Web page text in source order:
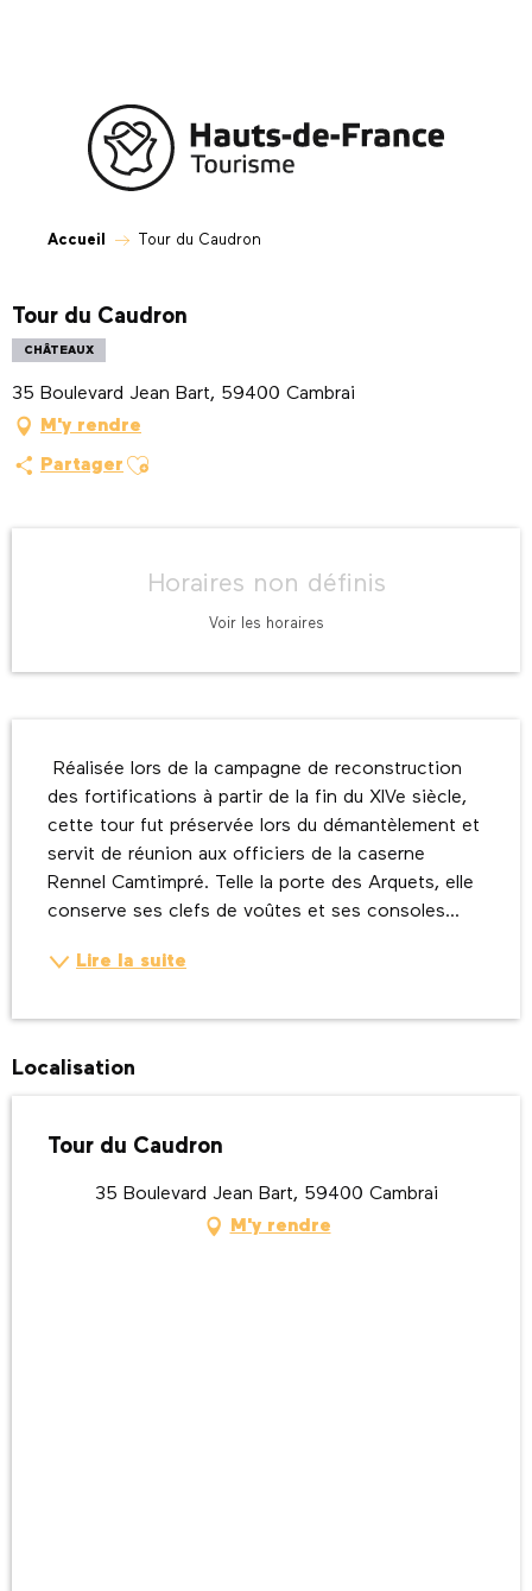
Accueil Tour du Caudron
Tour du Caudron
CHÂTEAUX
35 Boulevard Jean Bart, 59400 Cambrai
M'y rendre
Partager Ajouter aux favoris
Horaires non définis
Voir les horaires
des fortifications à partir de la fin du XIVe siècle,
cette tour fut préservée lors du démantèlement et
servit de réunion aux officiers de la caserne
Rennel Camtimpré. Telle la porte des Arquets, elle
conserve ses clefs de voûtes et ses consoles...
Lire la suite
Localisation
Tour du Caudron
35 Boulevard Jean Bart, 59400 Cambrai
M'y rendre